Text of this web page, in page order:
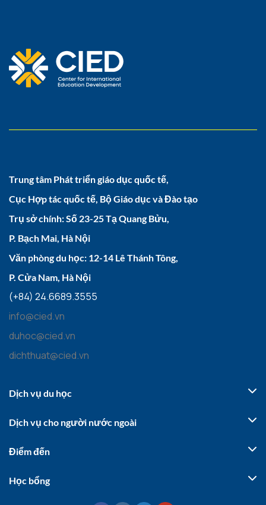
Trung tâm Phát triển giáo dục quốc tế,
Cục Hợp tác quốc tế, Bộ Giáo dục và Đào tạo
Trụ sở chính: Số 23-25 Tạ Quang Bửu,
P. Bạch Mai, Hà Nội
Văn phòng du học: 12-14 Lê Thánh Tông,
P. Cửa Nam, Hà Nội
(+84) 24.6689.3555
info@cied.vn
duhoc@cied.vn
dichthuat@cied.vn
Dịch vụ du học
Dịch vụ cho người nước ngoài
Điểm đến
Học bổng